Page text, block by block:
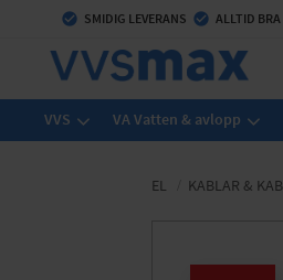
check_circle SMIDIG LEVERANS check_circle ALLTID BRA
VVS VA Vatten & avlopp
EL KABLAR &